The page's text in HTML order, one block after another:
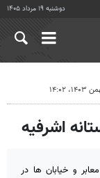
دوشنبه ۱۹ مرداد ۱۴۰۵
اشرفیه
و خیابان ها در